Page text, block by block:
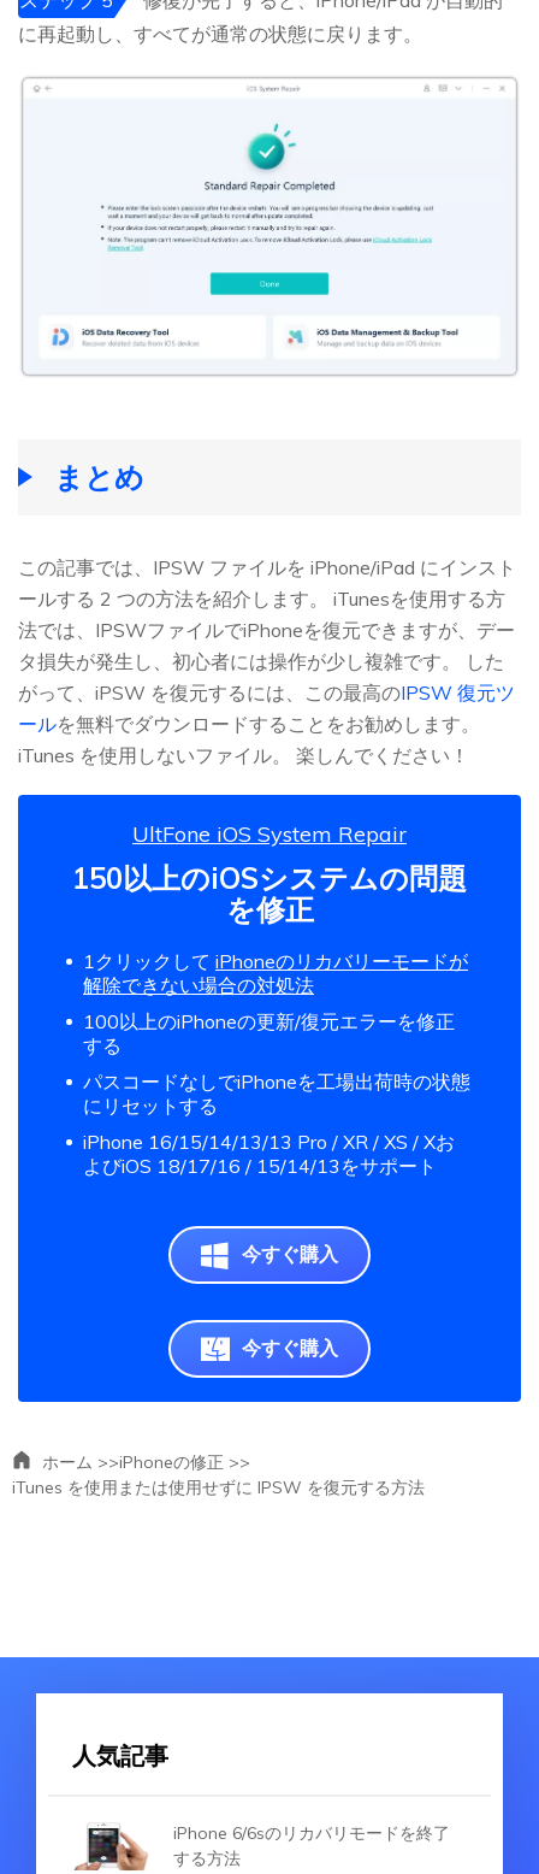
に再起動し、すべてが通常の状態に戻ります。
まとめ
この記事では、IPSW ファイルを iPhone/iPad にインスト
ールする 2 つの方法を紹介します。 iTunesを使用する方
法では、IPSWファイルでiPhoneを復元できますが、デー
タ損失が発生し、初心者には操作が少し複雑です。 した
がって、iPSW を復元するには、この最高のIPSW 復元ツ
ールを無料でダウンロードすることをお勧めします。
iTunes を使用しないファイル。 楽しんでください！
UltFone iOS System Repair
150以上のiOSシステムの問題
を修正
1クリックして iPhoneのリカバリーモードが
解除できない場合の対処法
100以上のiPhoneの更新/復元エラーを修正
する
パスコードなしでiPhoneを工場出荷時の状態
にリセットする
iPhone 16/15/14/13/13 Pro / XR / XS / Xお
よびiOS 18/17/16 / 15/14/13をサポート
今すぐ購入
今すぐ購入
ホーム >>iPhoneの修正 >>
iTunes を使用または使用せずに IPSW を復元する方法
人気記事
iPhone 6/6sのリカバリモードを終了
する方法